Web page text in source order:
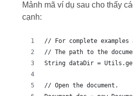
Mảnh mã ví dụ sau cho thấy
cạnh:
// For complete
// The path to the
String dataDir =
// Open the document.